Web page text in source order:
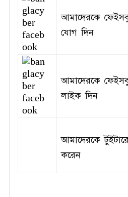
আমাদেরকে
যোগ দিন
আমাদেরকে
লাইক দিন
আমাদেরকে
করেন